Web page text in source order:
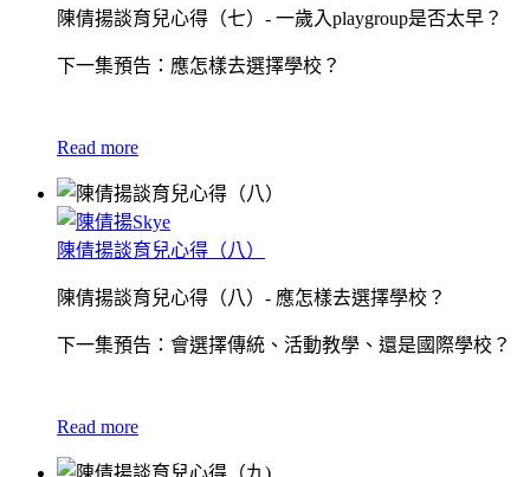
陳倩揚談育兒心得（七）- 一歲入playgroup是否太早？
下一集預告：應怎樣去選擇學校？
Read more
陳倩揚談育兒心得（八）
陳倩揚談育兒心得（八）- 應怎樣去選擇學校？
下一集預告：會選擇傳統、活動教學、還是國際學校？
Read more